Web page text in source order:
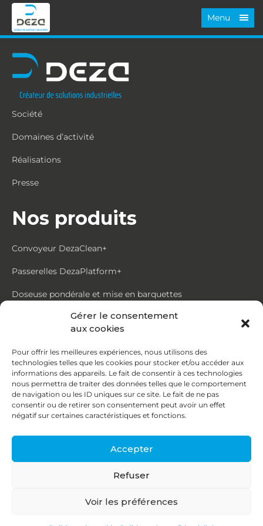
Gérer le consentement
aux cookies
Pour offrir les meilleures expériences, nous utilisons des
technologies telles que les cookies pour stocker et/ou accéder aux
informations des appareils. Le fait de consentir à ces technologies
nous permettra de traiter des données telles que le comportement
de navigation ou les ID uniques sur ce site. Le fait de ne pas
consentir ou de retirer son consentement peut avoir un effet
négatif sur certaines caractéristiques et fonctions.
Accepter
Refuser
Voir les préférences
Menu
Société
Domaines d’activité
Réalisations
Presse
Nos produits
Convoyeur DezaClean+
Passerelles DezaPlatform+
Doseuse pondérale et mise en barquettes
Trémie mouvante DezaMouv+
Contact
87, rue du Ruisseau
38070 St Quentin Fallavier
contact@deza.fr